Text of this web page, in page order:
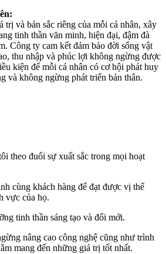
trị và bản sắc riêng của mỗi cá nhân, xây
tinh thần văn minh, hiện đại, đậm đà
Công ty cam kết đảm bảo đời sống vật
thu nhập và phúc lợi không ngừng được
kiện để mỗi cá nhân có cơ hội phát huy
và không ngừng phát triển bản thân.
theo đuổi sự xuất sắc trong mọi hoạt
cùng khách hàng để đạt được vị thế
vực của họ.
tinh thần sáng tạo và đổi mới.
nâng cao công nghệ cũng như trình
mang đến những giá trị tốt nhất.